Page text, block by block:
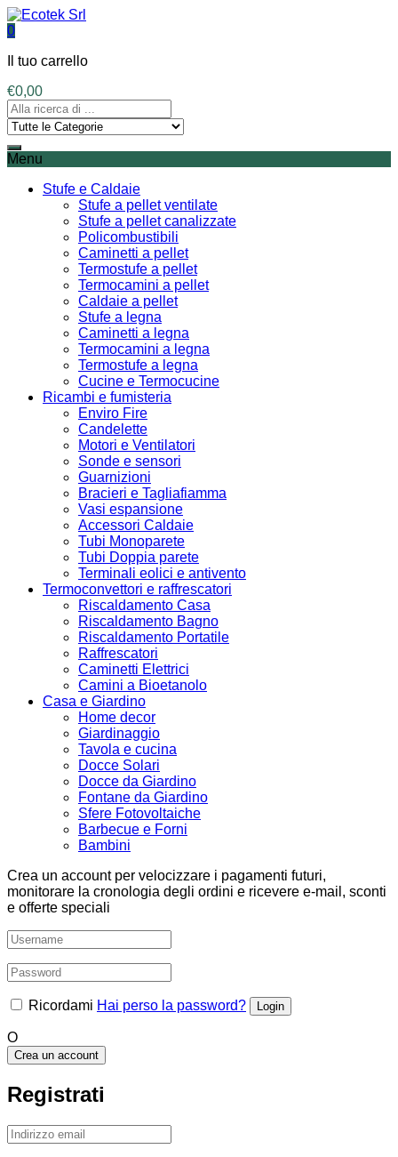
0
Il tuo carrello
€0,00
Menu
Stufe e Caldaie
Stufe a pellet ventilate
Stufe a pellet canalizzate
Policombustibili
Caminetti a pellet
Termostufe a pellet
Termocamini a pellet
Caldaie a pellet
Stufe a legna
Caminetti a legna
Termocamini a legna
Termostufe a legna
Cucine e Termocucine
Ricambi e fumisteria
Enviro Fire
Candelette
Motori e Ventilatori
Sonde e sensori
Guarnizioni
Bracieri e Tagliafiamma
Vasi espansione
Accessori Caldaie
Tubi Monoparete
Tubi Doppia parete
Terminali eolici e antivento
Termoconvettori e raffrescatori
Riscaldamento Casa
Riscaldamento Bagno
Riscaldamento Portatile
Raffrescatori
Caminetti Elettrici
Camini a Bioetanolo
Casa e Giardino
Home decor
Giardinaggio
Tavola e cucina
Docce Solari
Docce da Giardino
Fontane da Giardino
Sfere Fotovoltaiche
Barbecue e Forni
Bambini
Crea un account per velocizzare i pagamenti futuri,
monitorare la cronologia degli ordini e ricevere e-mail, sconti
e offerte speciali
Ricordami Hai perso la password?
O
Crea un account
Registrati